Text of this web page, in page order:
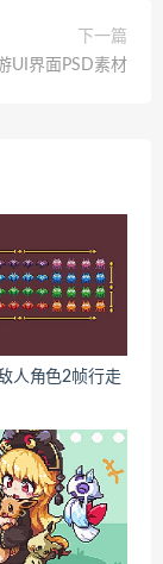
下一篇
UI界面PSD素材
人角色2帧行走